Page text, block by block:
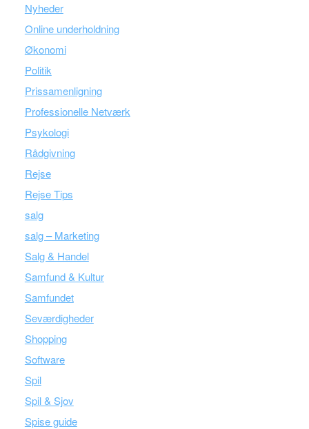
Nyheder
Online underholdning
Økonomi
Politik
Prissamenligning
Professionelle Netværk
Psykologi
Rådgivning
Rejse
Rejse Tips
salg
salg – Marketing
Salg & Handel
Samfund & Kultur
Samfundet
Seværdigheder
Shopping
Software
Spil
Spil & Sjov
Spise guide